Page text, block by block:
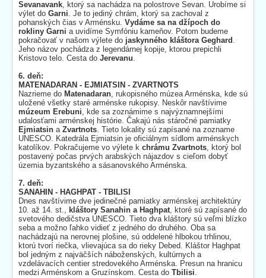
Sevanavank, ktorý sa nachádza na polostrove Sevan. Urobíme si
výlet do Garni. Je to jediný chrám, ktorý sa zachoval z
pohanských čias v Arménsku. Vydáme sa na džípoch do
rokliny Garni a uvidíme Symfóniu kameňov. Potom budeme
pokračovať v našom výlete do jaskynného kláštora Geghard .
Jeho názov pochádza z legendárnej kopije, ktorou prepichli
Kristovo telo. Cesta do Jerevanu.
6. deň:
MATENADARAN - EJMIATSIN - ZVARTNOTS
Nazrieme do Matenadaran, rukopisného múzea Arménska, kde sú
uložené všetky staré arménske rukopisy. Neskôr navštívime
múzeum Erebuni, kde sa zoznámime s najvýznamnejšími
udalosťami arménskej histórie. Čakajú nás stáročné pamiatky
Ejmiatsin a Zvartnots. Tieto lokality sú zapísané na zozname
UNESCO. Katedrála Ejmiatsin je oficiálnym sídlom arménskych
katolíkov. Pokračujeme vo výlete k chrámu Zvartnots, ktorý bol
postavený počas prvých arabských nájazdov s cieľom dobyť
územia byzantského a sásanovského Arménska.
7. deň:
SANAHIN - HAGHPAT - TBILISI
Dnes navštívime dve jedinečné pamiatky arménskej architektúry
10. až 14. st., kláštory Sanahin a Haghpat, ktoré sú zapísané do
svetového dedičstva UNESCO. Tieto dva kláštory sú veľmi blízko
seba a možno ľahko vidieť z jedného do druhého. Oba sa
nachádzajú na nerovnej plošine, sú oddelené hlbokou trhlinou,
ktorú tvorí riečka, vlievajúca sa do rieky Debed. Kláštor Haghpat
bol jedným z najväčších náboženských, kultúrnych a
vzdelávacích centier stredovekého Arménska. Presun na hranicu
medzi Arménskom a Gruzínskom. Cesta do Tbilisi.